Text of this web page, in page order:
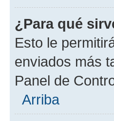
¿Para qué
Esto le
enviados más
Panel de
Arriba